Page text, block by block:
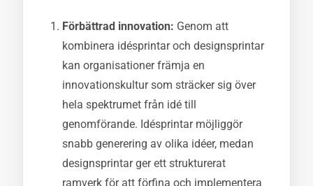
Förbättrad innovation: Genom att
kombinera idésprintar och designsprintar
kan organisationer främja en
innovationskultur som sträcker sig över
hela spektrumet från idé till
genomförande. Idésprintar möjliggör
snabb generering av olika idéer, medan
designsprintar ger ett strukturerat
ramverk för att förfina och implementera